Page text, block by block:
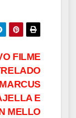
FILME
E
MELLO